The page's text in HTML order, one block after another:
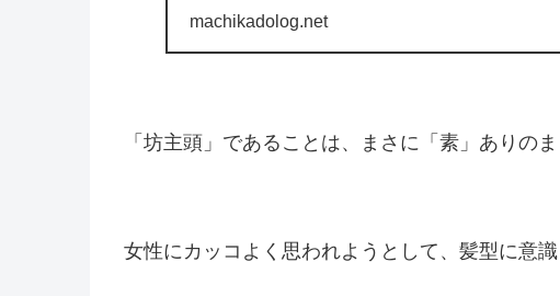
machikadolog.net
「坊主頭」であることは、まさに「素」ありのま
女性にカッコよく思われようとして、髪型に意